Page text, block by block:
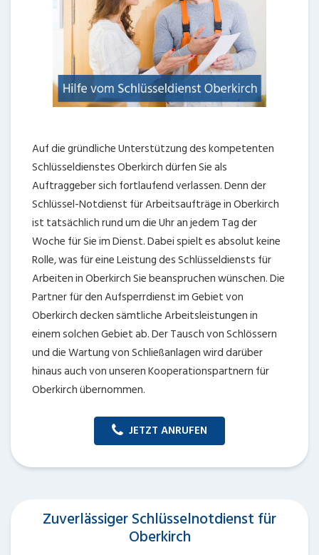
Auf die gründliche Unterstützung des kompetenten
Schlüsseldienstes Oberkirch dürfen Sie als
Auftraggeber sich fortlaufend verlassen. Denn der
Schlüssel-Notdienst für Arbeitsaufträge in Oberkirch
ist tatsächlich rund um die Uhr an jedem Tag der
Woche für Sie im Dienst. Dabei spielt es absolut keine
Rolle, was für eine Leistung des Schlüsseldiensts für
Arbeiten in Oberkirch Sie beanspruchen wünschen. Die
Partner für den Aufsperrdienst im Gebiet von
Oberkirch decken sämtliche Arbeitsleistungen in
einem solchen Gebiet ab. Der Tausch von Schlössern
und die Wartung von Schließanlagen wird darüber
hinaus auch von unseren Kooperationspartnern für
Oberkirch übernommen.
JETZT ANRUFEN
Zuverlässiger Schlüsselnotdienst für
Oberkirch